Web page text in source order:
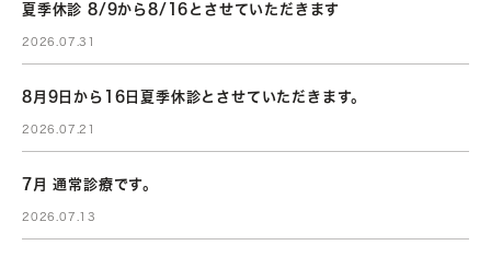
夏季休診 8/9から8/16とさせていただきます
2026.07.31
8月9日から16日夏季休診とさせていただきます。
2026.07.21
7月 通常診療です。
2026.07.13